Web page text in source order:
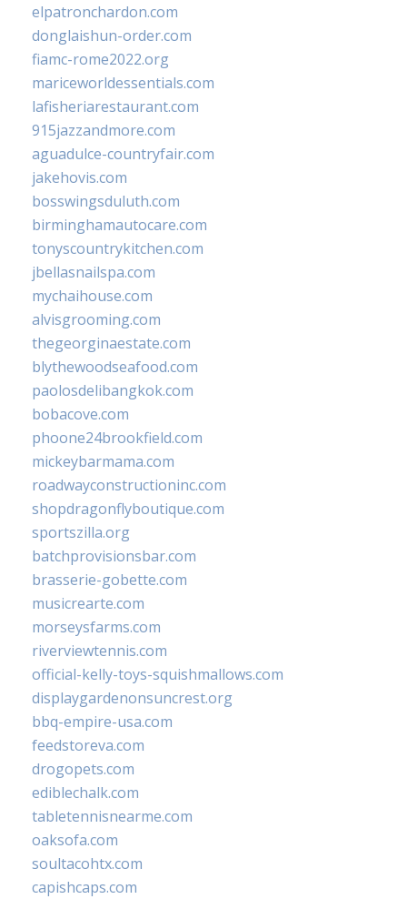
elpatronchardon.com
donglaishun-order.com
fiamc-rome2022.org
mariceworldessentials.com
lafisheriarestaurant.com
915jazzandmore.com
aguadulce-countryfair.com
jakehovis.com
bosswingsduluth.com
birminghamautocare.com
tonyscountrykitchen.com
jbellasnailspa.com
mychaihouse.com
alvisgrooming.com
thegeorginaestate.com
blythewoodseafood.com
paolosdelibangkok.com
bobacove.com
phoone24brookfield.com
mickeybarmama.com
roadwayconstructioninc.com
shopdragonflyboutique.com
sportszilla.org
batchprovisionsbar.com
brasserie-gobette.com
musicrearte.com
morseysfarms.com
riverviewtennis.com
official-kelly-toys-squishmallows.com
displaygardenonsuncrest.org
bbq-empire-usa.com
feedstoreva.com
drogopets.com
ediblechalk.com
tabletennisnearme.com
oaksofa.com
soultacohtx.com
capishcaps.com